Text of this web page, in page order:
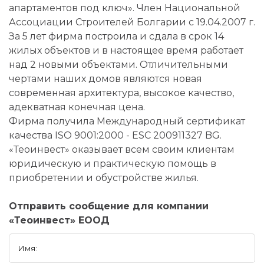
апартаментов под ключ». Член Национальной
Ассоциации Строителей Болгарии с 19.04.2007 г.
За 5 лет фирма построила и сдала в срок 14
жилых объектов и в настоящее время работает
над 2 новыми объектами. Отличительными
чертами наших домов являются новая
современная архитектура, высокое качество,
адекватная конечная цена.
Фирма получила Международный сертификат
качества ISO 9001:2000 - ЕSС 200911327 BG.
«Теоинвест» оказывает всем своим клиентам
юридическую и практическую помощь в
приобретении и обустройстве жилья.
Отправить сообщение для компании
«Теоинвест» ЕООД
Имя: